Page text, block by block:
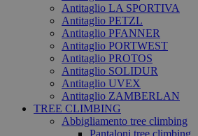
Antitaglio LA SPORTIVA
Antitaglio PETZL
Antitaglio PFANNER
Antitaglio PORTWEST
Antitaglio PROTOS
Antitaglio SOLIDUR
Antitaglio UVEX
Antitaglio ZAMBERLAN
TREE CLIMBING
Abbigliamento tree climbing